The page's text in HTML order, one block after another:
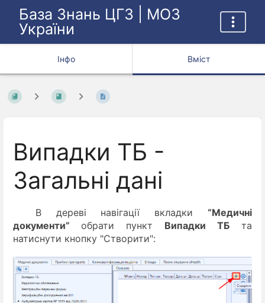
База Знань ЦГЗ | МОЗ
України
Інфо Вміст
Випадки ТБ -
Загальні дані
В дереві навігації вкладки “Медичні
документи” обрати пункт Випадки ТБ та
натиснути кнопку "Створити":